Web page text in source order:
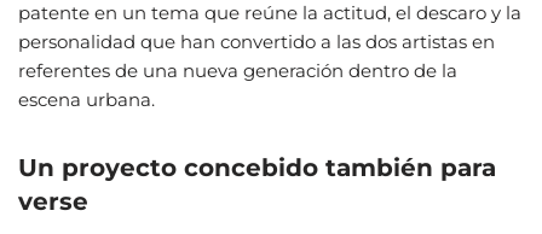
patente en un tema que reúne la actitud, el descaro y la
personalidad que han convertido a las dos artistas en
referentes de una nueva generación dentro de la
escena urbana.
Un proyecto concebido también para
verse